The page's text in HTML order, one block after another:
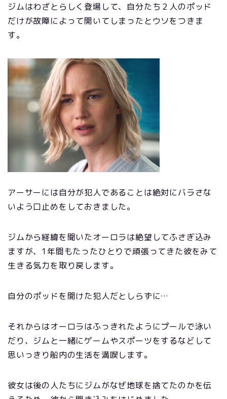
ジムはわざとらしく登場して、自分たち２人のポッド
だけが故障によって開いてしまったとウソをつきま
す。
アーサーには自分が犯人であることは絶対にバラさな
いよう口止めをしておきました。
ジムから経緯を聞いたオーロラは絶望してふさぎ込み
ますが、1年間もたったひとりで頑張ってきた彼をみて
生きる気力を取り戻します。
自分のポッドを開けた犯人だとしらずに…
それからはオーロラはふっきれたようにプールで泳い
だり、ジムと一緒にゲームやスポーツをするなどして
思いっきり船内の生活を満喫します。
彼女は後の人たちにジムがなぜ地球を捨てたのかを伝